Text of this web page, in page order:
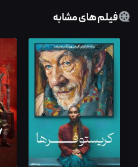
فیلم های مشابه